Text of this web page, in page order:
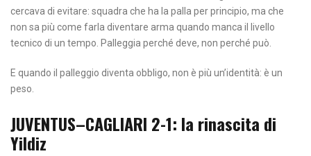
cercava di evitare: squadra che ha la palla per principio, ma che
non sa più come farla diventare arma quando manca il livello
tecnico di un tempo. Palleggia perché deve, non perché può.
E quando il palleggio diventa obbligo, non è più un’identità: è un
peso.
JUVENTUS–CAGLIARI 2-1: la rinascita di
Yildiz